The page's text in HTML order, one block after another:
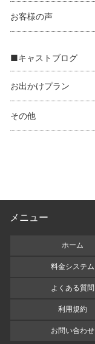
お客様の声
■キャストブログ
お出かけプラン
その他
メニュー
ホーム
料金システム
よくある質問
利用規約
お問い合わせ